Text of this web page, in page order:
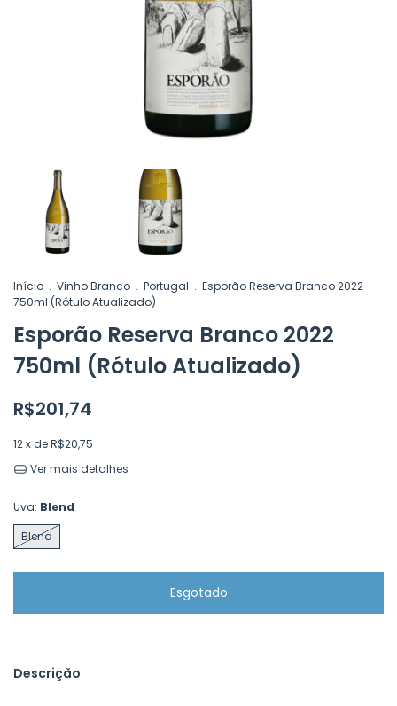
Início . Vinho Branco . Portugal . Esporão Reserva Branco 2022
750ml (Rótulo Atualizado)
Esporão Reserva Branco 2022
750ml (Rótulo Atualizado)
R$201,74
12x deR$20,75
Ver mais detalhes
Uva: Blend
Blend
Descrição